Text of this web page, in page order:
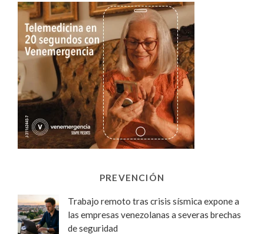
PREVENCIÓN
Trabajo remoto tras crisis sísmica expone a
las empresas venezolanas a severas brechas
de seguridad